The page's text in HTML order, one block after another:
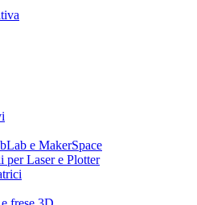
e MakerSpace
per Laser e Plotter